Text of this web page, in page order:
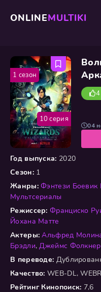
ONLINEMULTIKI
4
Год выпуска: 2020
Сезон:1
Жанры: Фэнтези Боевик
Мультсериалы
Режиссер: Франциско
Йохана Матте
Актеры: Альфред
Брэдли,Джеймс Фолкнер
В переводе:
Качество: WEB-DL,
Рейтинг Кинопоиск: 7,6
04
10 серия
1 сезон